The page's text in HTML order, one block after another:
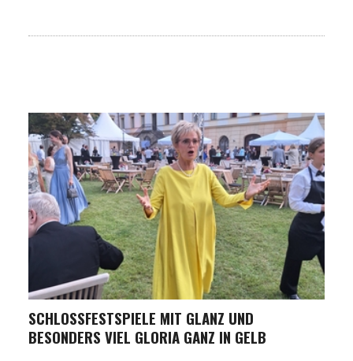
SCHLOSSFESTSPIELE MIT GLANZ UND B
ESONDERS VIEL GLORIA GANZ IN GELB